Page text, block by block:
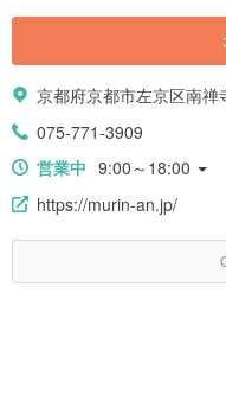
京都府京都市左京区南
075-771-3909
営業中 9:00～18:00
https://murin-an.jp/